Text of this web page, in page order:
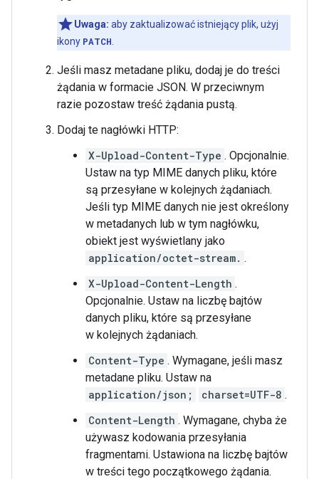
Uwaga: aby zaktualizować istniejący plik, użyj
ikony PATCH
Jeśli masz metadane pliku, dodaj je do treści
żądania w formacie JSON. W przeciwnym
razie pozostaw treść żądania pustą.
Dodaj te nagłówki HTTP:
X-Upload-Content-Type . Opcjonalnie.
Ustaw na typ MIME danych pliku, które
są przesyłane w kolejnych żądaniach.
Jeśli typ MIME danych nie jest określony
w metadanych lub w tym nagłówku,
obiekt jest wyświetlany jako
application/octet-stream. .
X-Upload-Content-Length .
Opcjonalnie. Ustaw na liczbę bajtów
danych pliku, które są przesyłane
w kolejnych żądaniach.
Content-Type . Wymagane, jeśli masz
metadane pliku. Ustaw na
application/json;
charset=UTF-8 .
Content-Length . Wymagane, chyba że
używasz kodowania przesyłania
fragmentami. Ustawiona na liczbę bajtów
w treści tego początkowego żądania.